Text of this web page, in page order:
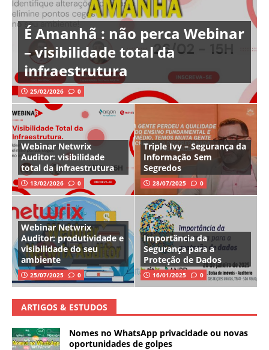
É Amanhã : não perca Webinar
– visibilidade total da
infraestrutura
25/02/2026 0
Webinar Netwrix
Auditor: visibilidade
total da infraestrutura
13/02/2026 0
Triple Ivy – Segurança da
Informação Sem
Segredos
28/07/2025 0
Webinar Netwrix
Auditor: produtividade e
visibilidade do seu
ambiente
25/07/2025 0
Importância da
Segurança para a
Proteção de Dados
16/01/2025 0
ARTIGOS & ESTUDOS
Nomes no WhatsApp privacidade ou novas
oportunidades de golpes